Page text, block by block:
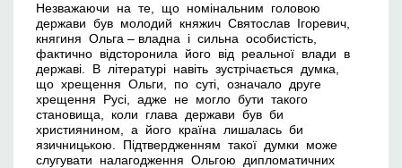
Незважаючи на те, що номінальним головою
держави був молодий княжич Святослав Ігоревич,
княгиня Ольга – владна і сильна особистість,
фактично відсторонила його від реальної влади в
державі. В літературі навіть зустрічається думка,
що хрещення Ольги, по суті, означало друге
хрещення Русі, адже не могло бути такого
становища, коли глава держави був би
християнином, а його країна лишалась би
язичницькою. Підтвердженням такої думки може
слугувати налагодження Ольгою дипломатичних